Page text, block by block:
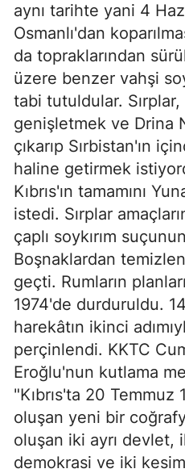
aynı tarihte yani 4
Osmanlı'dan
da topraklarından
üzere benzer vahşi
tabi tutuldular. Sırplar,
genişletmek ve Drina
çıkarıp Sırbistan'ın
haline getirmek
Kıbrıs'ın tamamını
istedi. Sırplar
çaplı soykırım
Boşnaklardan
geçti. Rumların
1974'de durduruldu.
harekâtın ikinci
perçinlendi. KKTC
Eroğlu'nun kutlama
"Kıbrıs'ta 20 Temmuz
oluşan yeni bir
oluşan iki ayrı devlet,
demokrasi ve iki